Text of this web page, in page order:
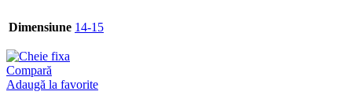
Dimensiune 14-15
Compară
Adaugă la favorite